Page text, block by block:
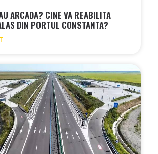
ARCADA? CINE VA REABILITA
DIN PORTUL CONSTANTA?